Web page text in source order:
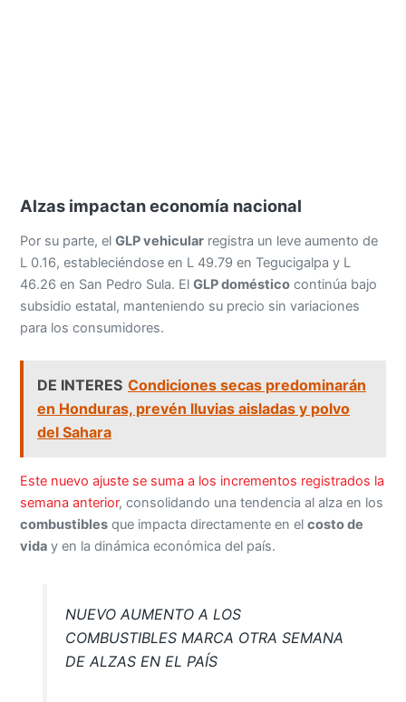
Alzas impactan economía nacional
Por su parte, elGLP vehicular registra un leve aumento de
L 0.16, estableciéndose en L 49.79 en Tegucigalpa y L
46.26 en San Pedro Sula. ElGLP doméstico continúa bajo
subsidio estatal, manteniendo su precio sin variaciones
para los consumidores.
DE INTERES Condiciones secas predominarán
en Honduras, prevén lluvias aisladas y polvo
del Sahara
Este nuevo ajuste se suma a los incrementos registrados la
semana anterior, consolidando una tendencia al alza en los
combustibles que impacta directamente en elcosto de
vida y en la dinámica económica del país.
NUEVO AUMENTO A LOS
COMBUSTIBLES MARCA OTRA SEMANA
DE ALZAS EN EL PAÍS